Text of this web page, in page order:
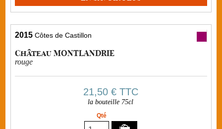
2015 Côtes de Castillon
Château MONTLANDRIE
rouge
21,50 €TTC
la bouteille 75cl
Qté